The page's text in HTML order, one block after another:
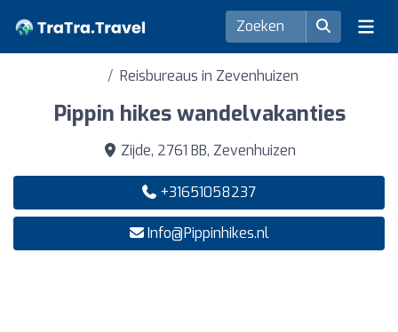
Reisbureaus in Zevenhuizen
Pippin hikes wandelvakanties
Zijde, 2761 BB, Zevenhuizen
+31651058237
Info@Pippinhikes.nl